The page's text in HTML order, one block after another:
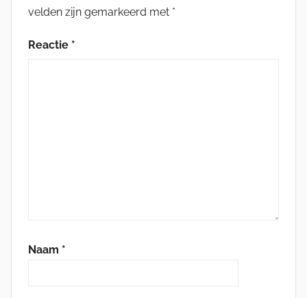
velden zijn gemarkeerd met *
Reactie *
Naam *